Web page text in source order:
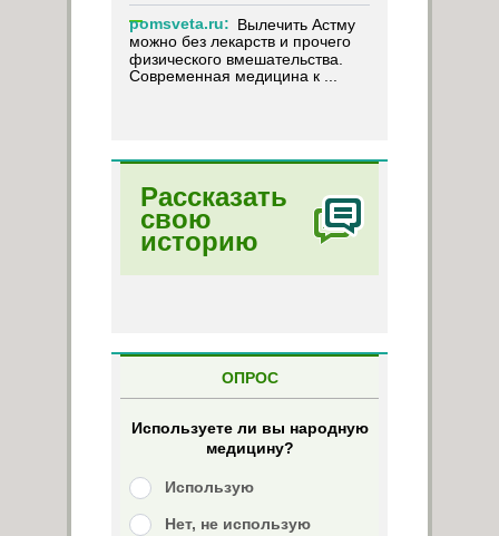
pomsveta.ru: Вылечить Астму
можно без лекарств и прочего
физического вмешательства.
Современная медицина к ...
Рассказать
свою
историю
ОПРОС
Используете ли вы народную
медицину?
Использую
Нет, не использую